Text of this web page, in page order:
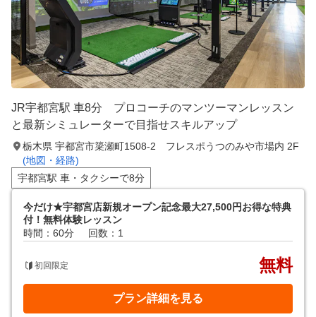
JR宇都宮駅 車8分 プロコーチのマンツーマンレッスン
と最新シミュレーターで目指せスキルアップ
栃木県 宇都宮市簗瀬町1508-2 フレスポうつのみや市場内 2F
(地図・経路)
宇都宮駅 車・タクシーで8分
今だけ★宇都宮店新規オープン記念最大27,500円お得な特典
付！無料体験レッスン
時間：60分
回数：1
初回限定 無料
プラン詳細を見る